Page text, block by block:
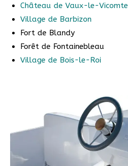
Château de Vaux-le-Vicomte
Village de Barbizon
Fort de Blandy
Forêt de Fontainebleau
Village de Bois-le-Roi